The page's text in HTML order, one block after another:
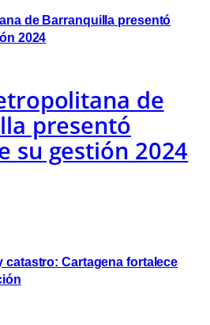
de
presentó
su gestión 2024